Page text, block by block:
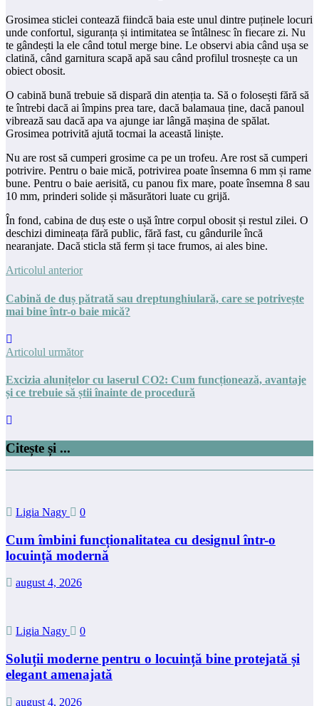
Grosimea sticlei contează fiindcă baia este unul dintre puținele locuri
unde confortul, siguranța și intimitatea se întâlnesc în fiecare zi. Nu
te gândești la ele când totul merge bine. Le observi abia când ușa se
clatină, când garnitura scapă apă sau când profilul trosnește ca un
obiect obosit.
O cabină bună trebuie să dispară din atenția ta. Să o folosești fără să
te întrebi dacă ai împins prea tare, dacă balamaua ține, dacă panoul
vibrează sau dacă apa va ajunge iar lângă mașina de spălat.
Grosimea potrivită ajută tocmai la această liniște.
Nu are rost să cumperi grosime ca pe un trofeu. Are rost să cumperi
potrivire. Pentru o baie mică, potrivirea poate însemna 6 mm și rame
bune. Pentru o baie aerisită, cu panou fix mare, poate însemna 8 sau
10 mm, prinderi solide și măsurători luate cu grijă.
În fond, cabina de duș este o ușă între corpul obosit și restul zilei. O
deschizi dimineața fără public, fără fast, cu gândurile încă
nearanjate. Dacă sticla stă ferm și tace frumos, ai ales bine.
Articolul anterior
Cabină de duș pătrată sau dreptunghiulară, care se potrivește
mai bine într-o baie mică?
Articolul următor
Excizia alunițelor cu laserul CO2: Cum funcționează, avantaje
și ce trebuie să știi înainte de procedură
Citește și ...
Ligia Nagy 0
Cum îmbini funcționalitatea cu designul într-o
locuință modernă
august 4, 2026
Ligia Nagy 0
Soluții moderne pentru o locuință bine protejată și
elegant amenajată
august 4, 2026